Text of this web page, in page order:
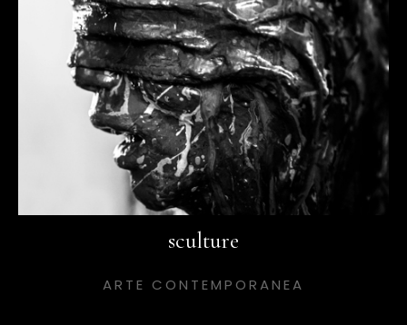
sculture
ARTE CONTEMPORANEA